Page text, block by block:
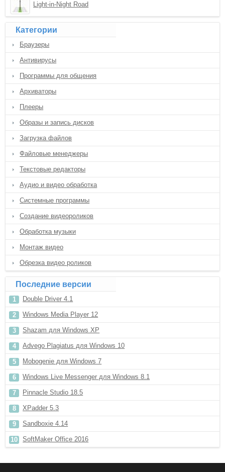
Light-in-Night Road
Категории
Браузеры
Антивирусы
Программы для общения
Архиваторы
Плееры
Образы и запись дисков
Загрузка файлов
Файловые менеджеры
Текстовые редакторы
Аудио и видео обработка
Системные программы
Создание видеороликов
Обработка музыки
Монтаж видео
Обрезка видео роликов
Последние версии
Double Driver 4.1
Windows Media Player 12
Shazam для Windows XP
Advego Plagiatus для Windows 10
Mobogenie для Windows 7
Windows Live Messenger для Windows 8.1
Pinnacle Studio 18.5
XPadder 5.3
Sandboxie 4.14
SoftMaker Office 2016